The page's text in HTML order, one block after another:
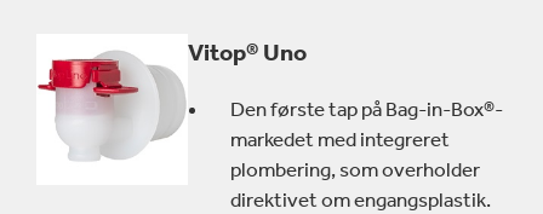
"hanen, der aldrig lækker" særligt pålidelig med en
lækagerate på mindre end 1 ud af 50 million siden
lanceringen.
Vitop® hanen fås også i en kompakt version med
samme teknologi og kvalitetsniveau.
Vitop® Uno
Den første tap på Bag-in-Box®-
markedet med integreret
plombering, som overholder
direktivet om engangsplastik.